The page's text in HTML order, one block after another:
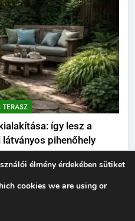
TERASZ
így lesz a
pihenőhely
sablon 2026. Powered By
élmény érdekében sütiket
cookies we are using or